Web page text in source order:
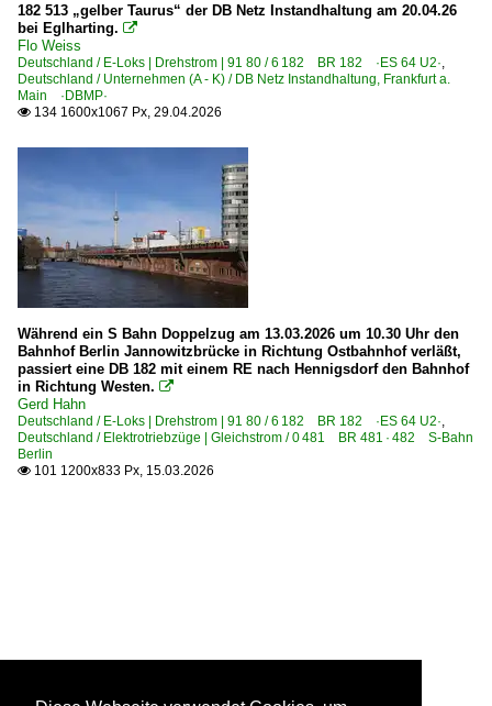
182 513 „gelber Taurus“ der DB Netz Instandhaltung am 20.04.26
bei Eglharting. 
Flo Weiss
Deutschland / E-Loks | Drehstrom | 91 80 / 6 182 BR 182 ·ES 64 U2·
Deutschland / Unternehmen (A - K) / DB Netz Instandhaltung, Frankfurt a.
Main ·DBMP·
 134 1600x1067 Px, 29.04.2026
Während ein S Bahn Doppelzug am 13.03.2026 um 10.30 Uhr den
Bahnhof Berlin Jannowitzbrücke in Richtung Ostbahnhof verläßt,
passiert eine DB 182 mit einem RE nach Hennigsdorf den Bahnhof
in Richtung Westen. 
Gerd Hahn
Deutschland / E-Loks | Drehstrom | 91 80 / 6 182 BR 182 ·ES 64 U2·
Deutschland / Elektrotriebzüge | Gleichstrom / 0 481 BR 481 · 482 S-Bahn
Berlin
 101 1200x833 Px, 15.03.2026